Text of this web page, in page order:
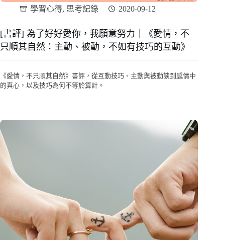
學習心得, 思考記錄 2020-09-12
[書評] 為了好好愛你，我願意努力｜《愛情，不
只順其自然：主動、被動，不如有技巧的互動》
《愛情，不只順其自然》書評，從互動技巧、主動與被動談到感情中
的真心，以及技巧為何不等於算計。